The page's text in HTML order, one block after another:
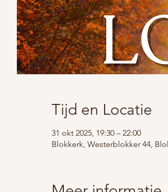
Tijd en Locatie
31 okt 2025, 19:30 – 22:00
Blokkerk, Westerblokker 44,